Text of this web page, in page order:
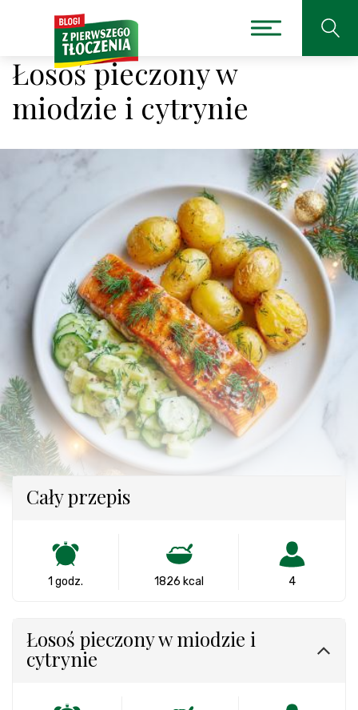
Łosoś pieczony w
miodzie i cytrynie
Cały przepis
1 godz. 1826 kcal 4
Łosoś pieczony w miodzie i
cytrynie